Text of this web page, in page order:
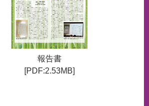
報告書
[PDF:2.53MB]